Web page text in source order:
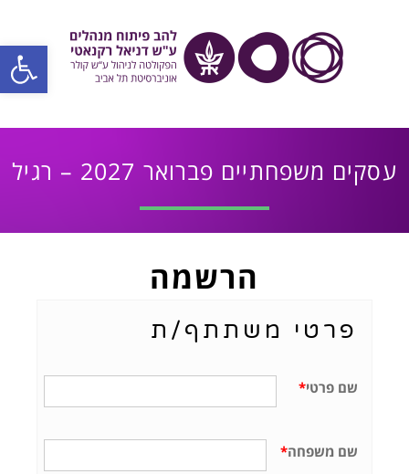
פתח
עסקים משפחתיים פברואר 2027 – רגיל
הרשמה
פרטי משתתף/ת
*שם פרטי
*שם משפחה